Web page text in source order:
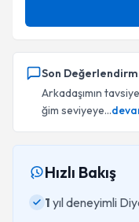
Son
Arkadaşımın
ğim seviyeye...
Hızlı Bakış
1 yıl deneyimli